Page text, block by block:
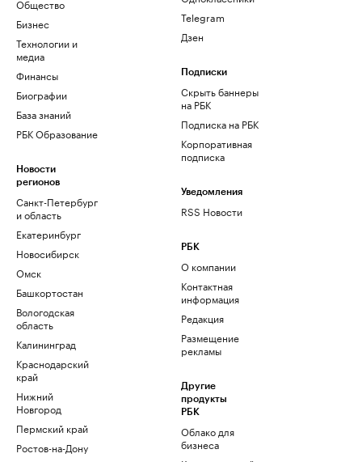
Общество
Бизнес
Технологии и
медиа
Финансы
Биографии
База знаний
РБК Образование
Новости
регионов
Санкт-Петербург
и область
Екатеринбург
Новосибирск
Омск
Башкортостан
Вологодская
область
Калининград
Краснодарский
край
Нижний
Новгород
Пермский край
Ростов-на-Дону
Telegram
Дзен
Подписки
Скрыть баннеры
на РБК
Подписка на РБК
Корпоративная
подписка
Уведомления
RSS Новости
РБК
О компании
Контактная
информация
Редакция
Размещение
рекламы
Другие
продукты
РБК
Облако для
бизнеса